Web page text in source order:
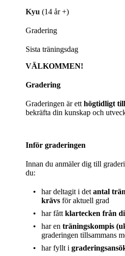
Kyu (14 år +)
Gradering
Sista träningsdag
VÄLKOMMEN!
Gradering
Graderingen är etthögtidligt
bekräfta din kunskap och
Inför graderingen
Innan du anmäler dig till
du:
har deltagit i detantal
krävs för aktuell grad
har fåttklartecken från
har enträningskompis
graderingen tillsammans
har fyllt i